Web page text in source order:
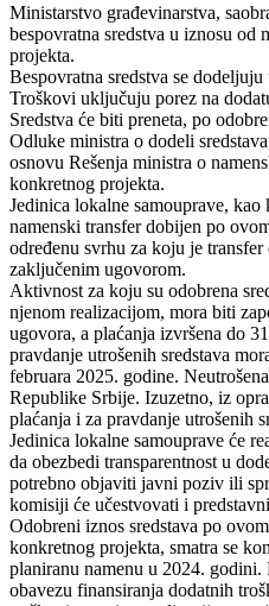
Ministarstvo građevinarstva,
bespovratna sredstva u iznosu od
projekta.
Bespovratna sredstva se
Troškovi uključuju porez na
Sredstva će biti preneta, po
Odluke ministra o dodeli
osnovu Rešenja ministra o
konkretnog projekta.
Jedinica lokalne samouprave,
namenski transfer dobijen po
određenu svrhu za koju je transfer
zaključenim ugovorom.
Aktivnost za koju su odobrena
njenom realizacijom, mora biti
ugovora, a plaćanja izvršena do
pravdanje utrošenih sredstava
februara 2025. godine.
Republike Srbije. Izuzetno, iz
plaćanja i za pravdanje utrošenih
Jedinica lokalne samouprave će
da obezbedi transparentnost u
potrebno objaviti javni poziv ili
komisiji će učestvovati i
Odobreni iznos sredstava po
konkretnog projekta, smatra se
planiranu namenu u 2024. godini.
obavezu finansiranja dodatnih